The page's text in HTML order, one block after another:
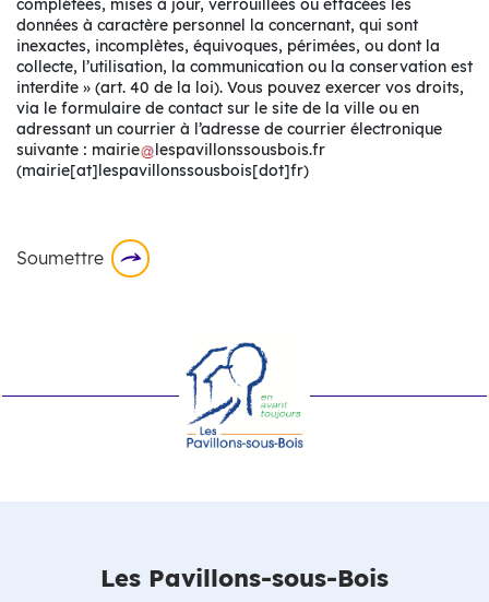
complétées, mises à jour, verrouillées ou effacées les
données à caractère personnel la concernant, qui sont
inexactes, incomplètes, équivoques, périmées, ou dont la
collecte, l’utilisation, la communication ou la conservation est
interdite » (art. 40 de la loi). Vous pouvez exercer vos droits,
via le formulaire de contact sur le site de la ville ou en
adressant un courrier à l’adresse de courrier électronique
suivante : mairie lespavillonssousbois.fr
(mairie[at]lespavillonssousbois[dot]fr)
Les Pavillons-sous-Bois